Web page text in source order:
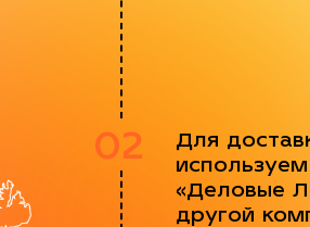
02
Для
«Деловые
другой